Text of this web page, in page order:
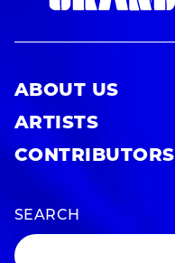
ABOUT US
ARTISTS
CONTRIBUTORS
SEARCH